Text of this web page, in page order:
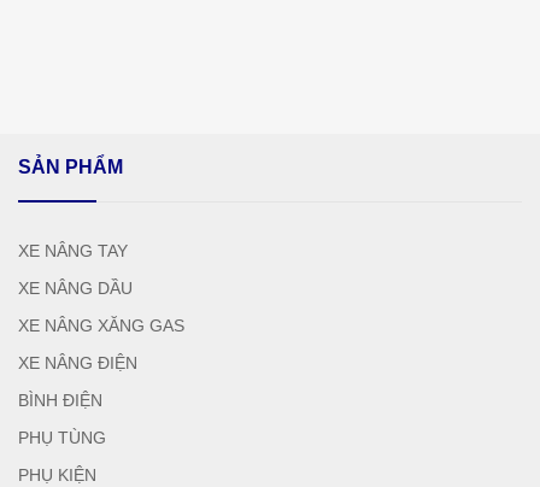
SẢN PHẨM
XE NÂNG TAY
XE NÂNG DẦU
XE NÂNG XĂNG GAS
XE NÂNG ĐIỆN
BÌNH ĐIỆN
PHỤ TÙNG
PHỤ KIỆN